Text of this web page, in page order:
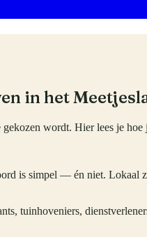
in het
wordt. Hier lees je hoe
is simpel — én niet. Lokaal
tuinhoveniers,